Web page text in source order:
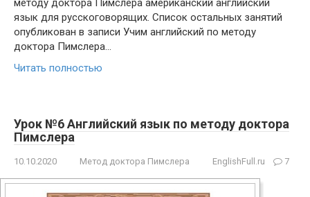
методу доктора Пимслера американский английский
язык для русскоговорящих. Список остальных занятий
опубликован в записи Учим английский по методу
доктора Пимслера…
Читать полностью
Урок №6 Английский язык по методу доктора
Пимслера
10.10.2020 Метод доктора Пимслера EnglishFull.ru 7